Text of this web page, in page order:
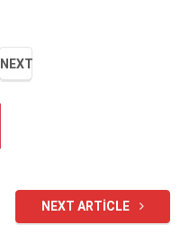
NEXT
NEXT ARTICLE